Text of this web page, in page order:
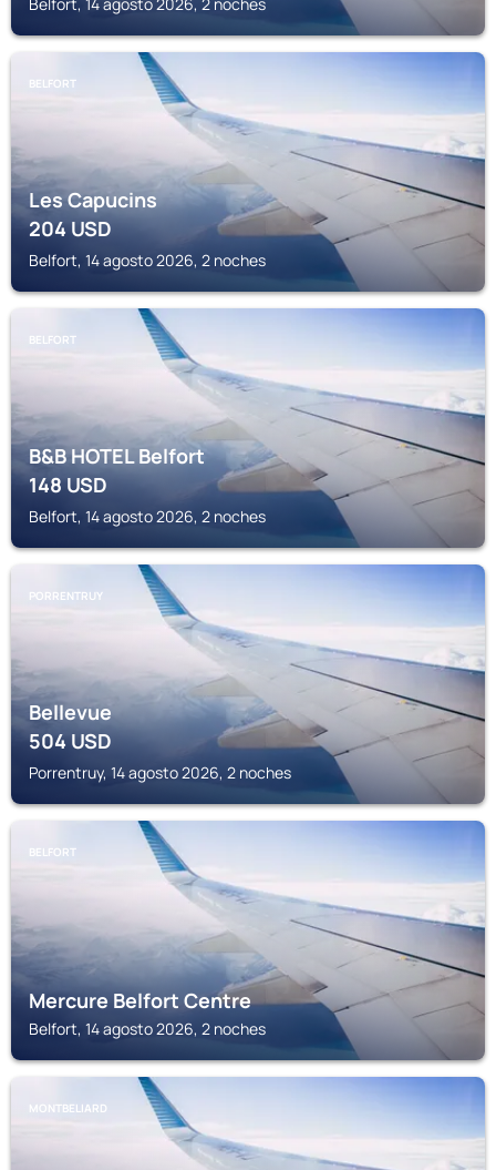
BELFORT
Les Capucins
204USD
Belfort, 14 agosto 2026, 2 noches
BELFORT
B&B HOTEL Belfort
148USD
Belfort, 14 agosto 2026, 2 noches
PORRENTRUY
Bellevue
504USD
Porrentruy, 14 agosto 2026, 2 noches
BELFORT
Mercure Belfort Centre
Belfort, 14 agosto 2026, 2 noches
MONTBELIARD